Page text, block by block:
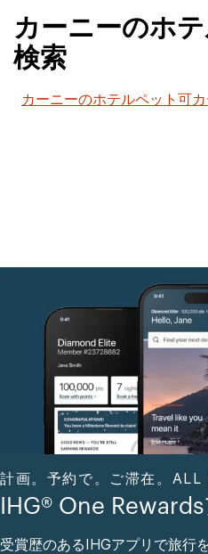
カーニーのホ
検索
カーニーのホテルペット可
計画。予約で。ご滞在。
IHG® One
受賞歴のあるIHGアプリで旅行